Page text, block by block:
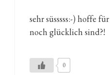
sehr süsssss:-) hoffe
noch glücklich sind?!
0